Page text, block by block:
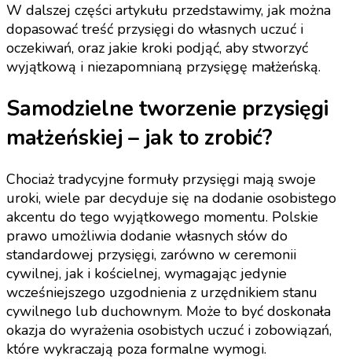
W dalszej części artykułu przedstawimy, jak można
dopasować treść przysięgi do własnych uczuć i
oczekiwań, oraz jakie kroki podjąć, aby stworzyć
wyjątkową i niezapomnianą przysięgę małżeńską.
Samodzielne tworzenie przysięgi
małżeńskiej – jak to zrobić?
Chociaż tradycyjne formuły przysięgi mają swoje
uroki, wiele par decyduje się na dodanie osobistego
akcentu do tego wyjątkowego momentu. Polskie
prawo umożliwia dodanie własnych słów do
standardowej przysięgi, zarówno w ceremonii
cywilnej, jak i kościelnej, wymagając jedynie
wcześniejszego uzgodnienia z urzędnikiem stanu
cywilnego lub duchownym. Może to być doskonała
okazja do wyrażenia osobistych uczuć i zobowiązań,
które wykraczają poza formalne wymogi.